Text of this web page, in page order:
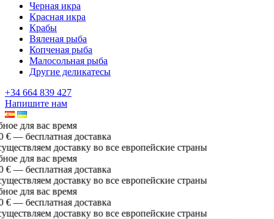
Черная икра
Красная икра
Крабы
Вяленая рыба
Копченая рыба
Малосольная рыба
Другие деликатесы
+34 664 839 427
Напишите нам
для вас время
— бесплатная доставка
доставку во все европейские страны
для вас время
— бесплатная доставка
доставку во все европейские страны
для вас время
— бесплатная доставка
доставку во все европейские страны